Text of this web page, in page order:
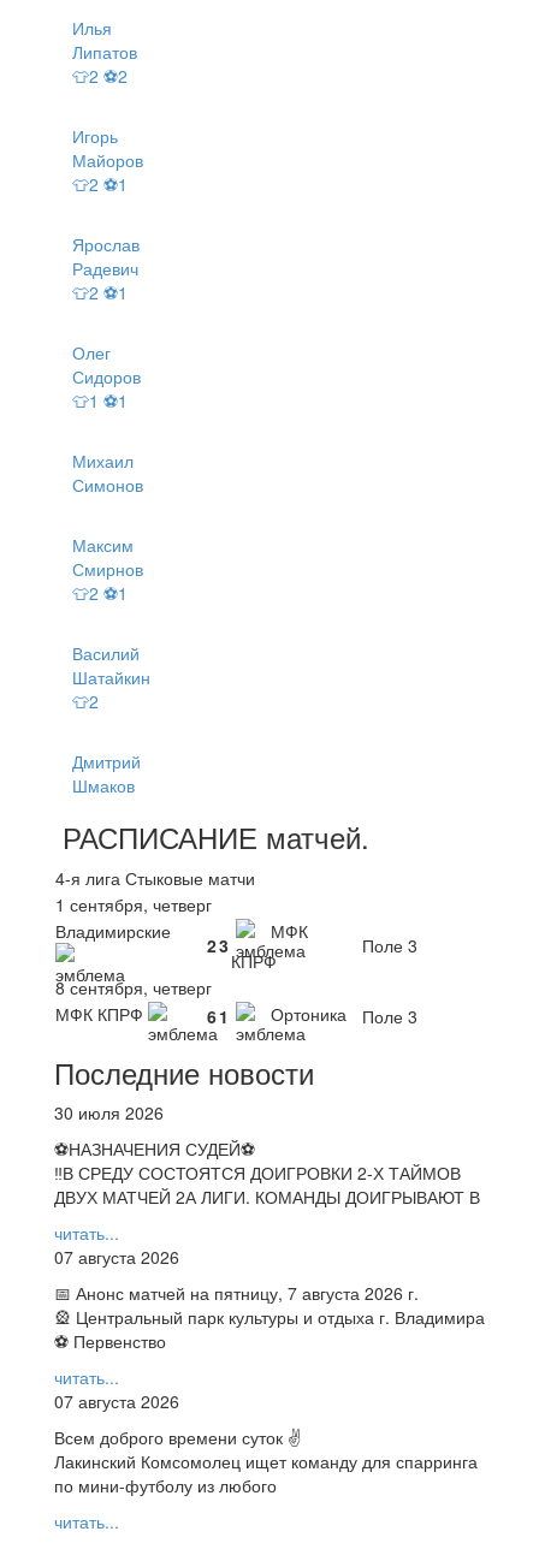
Илья
Липатов
👕2 ⚽2
Игорь
Майоров
👕2 ⚽1
Ярослав
Радевич
👕2 ⚽1
Олег
Сидоров
👕1 ⚽1
Михаил
Симонов
Максим
Смирнов
👕2 ⚽1
Василий
Шатайкин
👕2
Дмитрий
Шмаков
РАСПИСАНИЕ матчей.
4-я лига Стыковые матчи
1 сентября, четверг
Владимирские
23
МФК
КПРФ
Поле 3
8 сентября, четверг
МФК КПРФ
61 Ортоника Поле 3
Последние новости
30 июля 2026
⚽НАЗНАЧЕНИЯ СУДЕЙ⚽
‼В СРЕДУ СОСТОЯТСЯ ДОИГРОВКИ 2-Х ТАЙМОВ
ДВУХ МАТЧЕЙ 2А ЛИГИ. КОМАНДЫ ДОИГРЫВАЮТ В
читать...
07 августа 2026
📅 Анонс матчей на пятницу, 7 августа 2026 г.
🎡 Центральный парк культуры и отдыха г. Владимира
⚽ Первенство
читать...
07 августа 2026
Всем доброго времени суток ✌
Лакинский Комсомолец ищет команду для спарринга
по мини-футболу из любого
читать...